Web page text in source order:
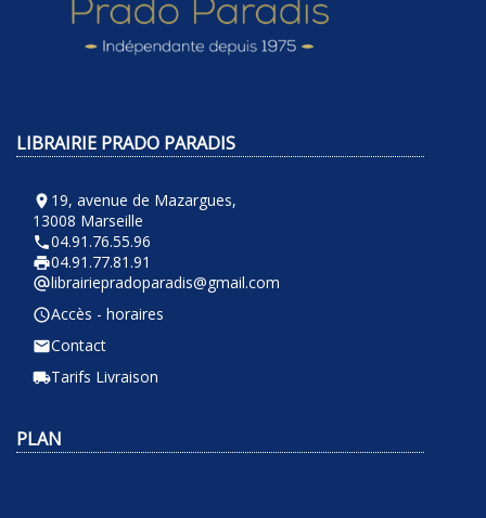
LIBRAIRIE PRADO PARADIS
room 19, avenue de Mazargues,
13008 Marseille
phone04.91.76.55.96
local_printshop04.91.77.81.91
alternate_emaillibrairiepradoparadis@gmail.com
query_builderAccès - horaires
emailContact
local_shippingTarifs Livraison
PLAN